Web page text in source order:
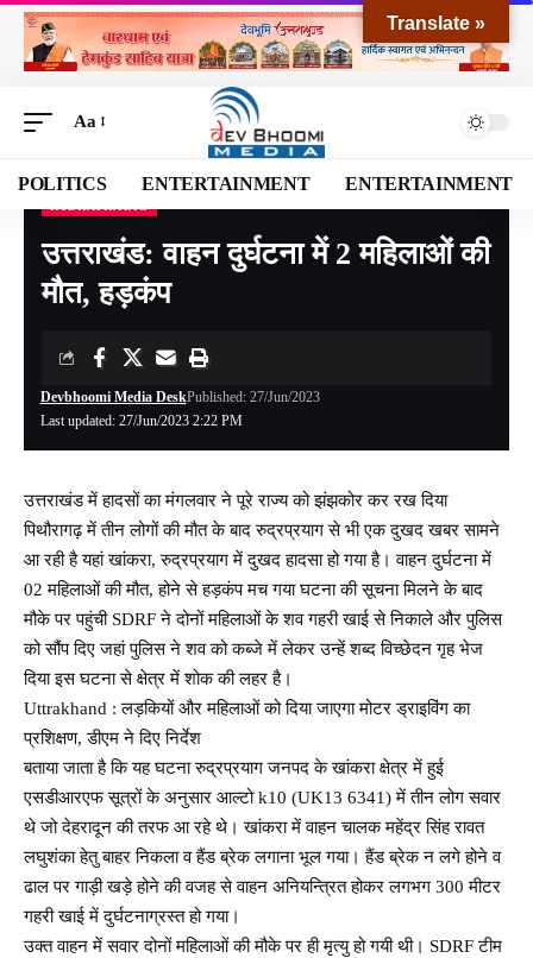
Aa
POLITICS ENTERTAINMENT ENTERTAINMENT
Devbhoomi Media Blog>NATIONAL>UTTARAKHAND>RUDRAPRAYAG
उत्तराखंड: वाहन दुर्घटना में 2 महिलाओं की
मौत, हड़कंप
Last updated: 27/Jun/2023 2:22 PM
Devbhoomi Media DeskPublished: 27/Jun/2023
उत्तराखंड में हादसों का मंगलवार ने पूरे राज्य को झंझकोर कर रख दिया
पिथौरागढ़ में तीन लोगों की मौत के बाद रुद्रप्रयाग से भी एक दुखद खबर सामने
आ रही है यहां खांकरा, रुद्रप्रयाग में दुखद हादसा हो गया है। वाहन दुर्घटना में
02 महिलाओं की मौत, होने से हड़कंप मच गया घटना की सूचना मिलने के बाद
मौके पर पहुंची SDRF ने दोनों महिलाओं के शव गहरी खाई से निकाले और पुलिस
को सौंप दिए जहां पुलिस ने शव को कब्जे में लेकर उन्हें शब्द विच्छेदन गृह भेज
दिया इस घटना से क्षेत्र में शोक की लहर है।
Uttrakhand : लड़कियों और महिलाओं को दिया जाएगा मोटर ड्राइविंग का
प्रशिक्षण, डीएम ने दिए निर्देश
बताया जाता है कि यह घटना रुद्रप्रयाग जनपद के खांकरा क्षेत्र में हुई
एसडीआरएफ सूत्रों के अनुसार आल्टो k10 (UK13 6341) में तीन लोग सवार
थे जो देहरादून की तरफ आ रहे थे। खांकरा में वाहन चालक महेंद्र सिंह रावत
लघुशंका हेतु बाहर निकला व हैंड ब्रेक लगाना भूल गया। हैंड ब्रेक न लगे होने व
ढाल पर गाड़ी खड़े होने की वजह से वाहन अनियन्त्रित होकर लगभग 300 मीटर
गहरी खाई में दुर्घटनाग्रस्त हो गया।
उक्त वाहन में सवार दोनों महिलाओं की मौके पर ही मृत्यु हो गयी थी। SDRF टीम
Translate »